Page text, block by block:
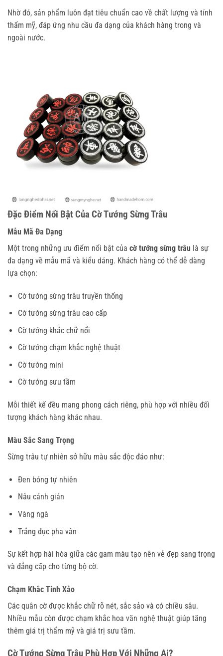
Nhờ đó, sản phẩm luôn đạt tiêu chuẩn cao về chất lượng và tính
thẩm mỹ, đáp ứng nhu cầu đa dạng của khách hàng trong và
ngoài nước.
Đặc Điểm Nổi Bật Của Cờ Tướng Sừng Trâu
Mẫu Mã Đa Dạng
Một trong những ưu điểm nổi bật của cờ tướng sừng trâu là sự
đa dạng về mẫu mã và kiểu dáng. Khách hàng có thể dễ dàng
lựa chọn:
Cờ tướng sừng trâu truyền thống
Cờ tướng sừng trâu cao cấp
Cờ tướng khắc chữ nổi
Cờ tướng chạm khắc nghệ thuật
Cờ tướng mini
Cờ tướng sưu tầm
Mỗi thiết kế đều mang phong cách riêng, phù hợp với nhiều đối
tượng khách hàng khác nhau.
Màu Sắc Sang Trọng
Sừng trâu tự nhiên sở hữu màu sắc độc đáo như:
Đen bóng tự nhiên
Nâu cánh gián
Vàng ngà
Trắng đục pha vân
Sự kết hợp hài hòa giữa các gam màu tạo nên vẻ đẹp sang trọng
và đẳng cấp cho từng bộ cờ.
Chạm Khắc Tinh Xảo
Các quân cờ được khắc chữ rõ nét, sắc sảo và có chiều sâu.
Nhiều mẫu còn được chạm khắc hoa văn nghệ thuật giúp tăng
thêm giá trị thẩm mỹ và giá trị sưu tầm.
Cờ Tướng Sừng Trâu Phù Hợp Với Những Ai?